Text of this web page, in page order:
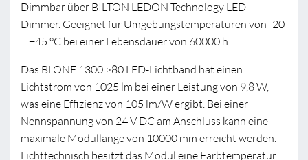
Dimmbar über BILTON LEDON Technology LED-
Dimmer. Geeignet für Umgebungstemperaturen von -20
... +45 °C bei einer Lebensdauer von 60000 h .
Das BLONE 1300 >80 LED-Lichtband hat einen
Lichtstrom von 1025 lm bei einer Leistung von 9,8 W,
was eine Effizienz von 105 lm/W ergibt. Bei einer
Nennspannung von 24 V DC am Anschluss kann eine
maximale Modullänge von 10000 mm erreicht werden.
Lichttechnisch besitzt das Modul eine Farbtemperatur